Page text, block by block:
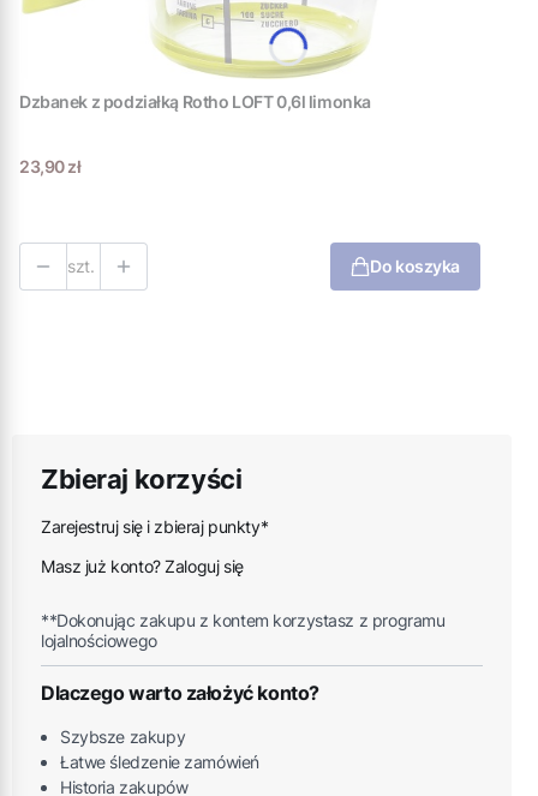
Dzbanek z podziałką Rotho LOFT 0,6l limonka
Cena
23,90 zł
szt. Do koszyka
Zbieraj korzyści
Zarejestruj się i zbieraj punkty*
Masz już konto? Zaloguj się
**Dokonując zakupu z kontem korzystasz z programu
lojalnościowego
Dlaczego warto założyć konto?
Szybsze zakupy
Łatwe śledzenie zamówień
Historia zakupów